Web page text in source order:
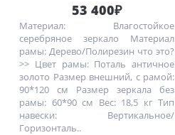
53 400₽
Материал: Влагостойкое
серебряное зеркало Материал
рамы: Дерево/Полирезин что это?
>> Цвет рамы: Поталь античное
золото Размер внешний, с рамой:
90*120 см Размер зеркала без
рамы: 60*90 см Вес: 18,5 кг Тип
навески: Вертикальное/
Горизонталь..